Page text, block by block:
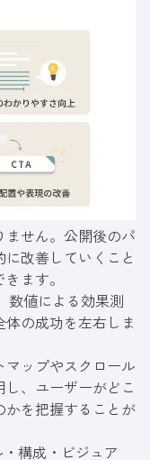
せん。公開後のパ
改善していくこと
ます。
数値による効果測
の成功を左右しま
ップやスクロール
、ユーザーがどこ
かを把握することが
構成・ビジュア